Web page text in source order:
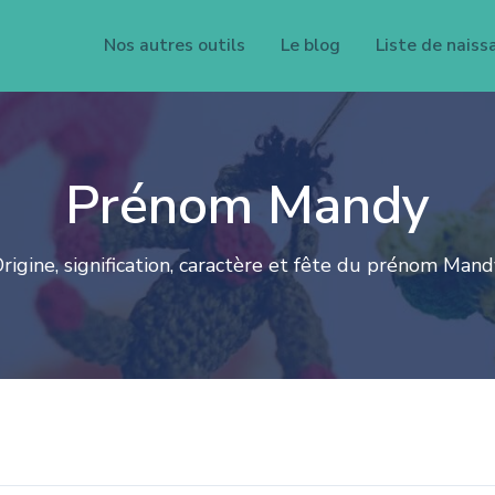
Nos autres outils Le blog Liste de
Prénom Mandy
signification, caractère et fête du prénom